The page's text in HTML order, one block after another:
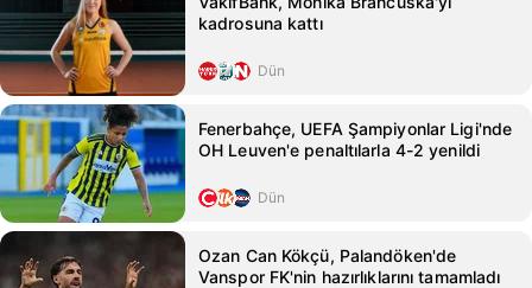
kadrosuna kattı
Dün
Fenerbahçe, UEFA Şampiyonlar Ligi'nde
OH Leuven'e penaltılarla 4-2 yenildi
Dün
Ozan Can Kökçü, Palandöken'de
Vanspor FK'nin hazırlıklarını tamamladı